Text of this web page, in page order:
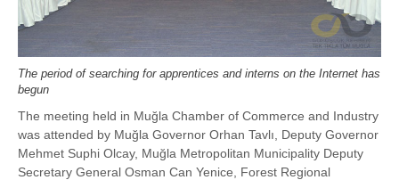
The period of searching for apprentices and interns on the Internet has
begun
The meeting held in Muğla Chamber of Commerce and Industry
was attended by Muğla Governor Orhan Tavlı, Deputy Governor
Mehmet Suphi Olcay, Muğla Metropolitan Municipality Deputy
Secretary General Osman Can Yenice, Forest Regional